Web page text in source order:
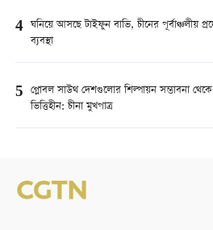
4 ঘনিয়ে আসছে টাইফুন বাভি, চীনের পূর্বাঞ্চলীয়
ব্যবস্থা
5 গ্লোবল সাউথ দেশগুলোর শিল্পায়ন সম্ভাবনা
ভিত্তিহীন: চীনা মুখপাত্র